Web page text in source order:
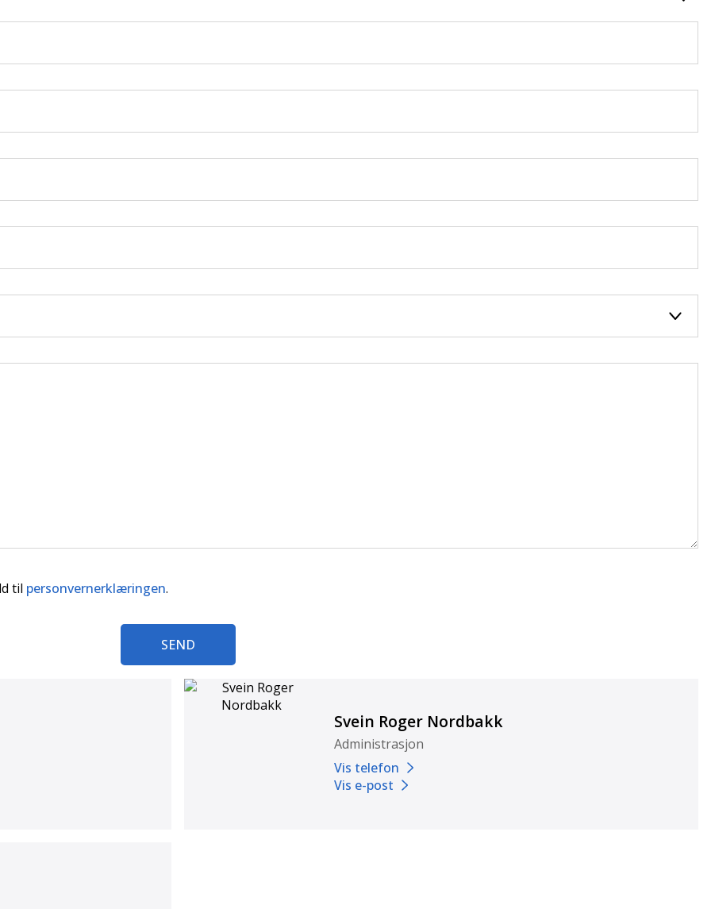
til personvernerklæringen.
SEND
Svein Roger Nordbakk
Administrasjon
Vis telefon
Vis e-post